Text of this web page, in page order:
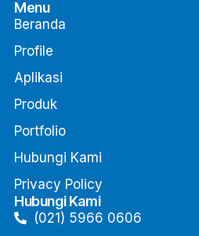
Menu
Beranda
Profile
Aplikasi
Produk
Portfolio
Hubungi Kami
Privacy Policy
Hubungi Kami
(021) 5966 0606